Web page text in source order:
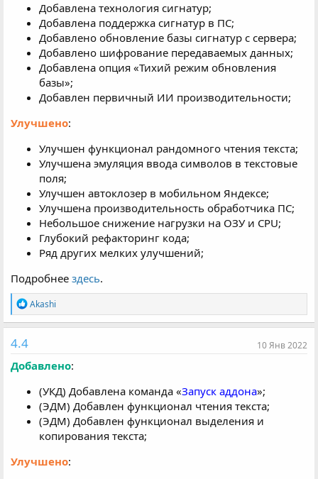
Добавлена технология сигнатур;
Добавлена поддержка сигнатур в ПС;
Добавлено обновление базы сигнатур с сервера;
Добавлено шифрование передаваемых данных;
Добавлена опция «Тихий режим обновления
базы»;
Добавлен первичный ИИ производительности;
Улучшено:
Улучшен функционал рандомного чтения текста;
Улучшена эмуляция ввода символов в текстовые
поля;
Улучшен автоклозер в мобильном Яндексе;
Улучшена производительность обработчика ПС;
Небольшое снижение нагрузки на ОЗУ и CPU;
Глубокий рефакторинг кода;
Ряд других мелких улучшений;
Подробнее здесь.
Р
е
а
и
и
Akashi
4.4 10 Янв 2022
Добавлено:
(УКД) Добавлена команда «Запуск аддона»;
(ЭДМ) Добавлен функционал чтения текста;
(ЭДМ) Добавлен функционал выделения и
копирования текста;
Улучшено: